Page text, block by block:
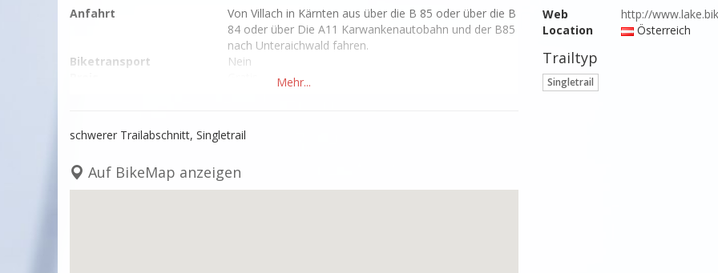
Web
http://
Location
Österreich
Trailtyp
Singletrail
Anfahrt
Von Villach in Kärnten aus über die B 85 oder über die B
84 oder über Die A11 Karwankenautobahn und der B85
nach Unteraichwald fahren.
Biketransport
Nein
schwerer Trailabschnitt, Singletrail
Auf BikeMap anzeigen